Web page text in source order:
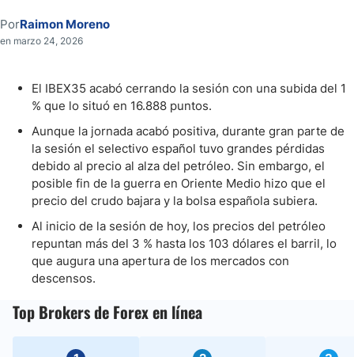
PorRaimon Moreno
en marzo 24, 2026
El IBEX35 acabó cerrando la sesión con una subida del 1
% que lo situó en 16.888 puntos.
Aunque la jornada acabó positiva, durante gran parte de
la sesión el selectivo español tuvo grandes pérdidas
debido al precio al alza del petróleo. Sin embargo, el
posible fin de la guerra en Oriente Medio hizo que el
precio del crudo bajara y la bolsa española subiera.
Al inicio de la sesión de hoy, los precios del petróleo
repuntan más del 3 % hasta los 103 dólares el barril, lo
que augura una apertura de los mercados con
descensos.
Top Brokers de Forex en línea